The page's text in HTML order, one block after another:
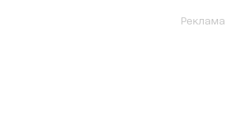
Реклама